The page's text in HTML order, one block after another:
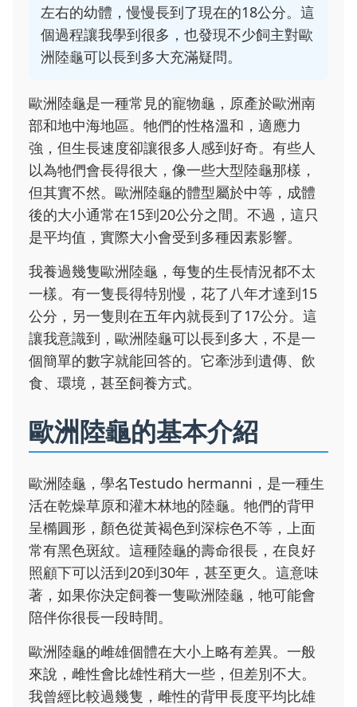
左右的幼體，慢慢長到了現在的18公分。這
個過程讓我學到很多，也發現不少飼主對歐
洲陸龜可以長到多大充滿疑問。
歐洲陸龜是一種常見的寵物龜，原產於歐洲南
部和地中海地區。牠們的性格溫和，適應力
強，但生長速度卻讓很多人感到好奇。有些人
以為牠們會長得很大，像一些大型陸龜那樣，
但其實不然。歐洲陸龜的體型屬於中等，成體
後的大小通常在15到20公分之間。不過，這只
是平均值，實際大小會受到多種因素影響。
我養過幾隻歐洲陸龜，每隻的生長情況都不太
一樣。有一隻長得特別慢，花了八年才達到15
公分，另一隻則在五年內就長到了17公分。這
讓我意識到，歐洲陸龜可以長到多大，不是一
個簡單的數字就能回答的。它牽涉到遺傳、飲
食、環境，甚至飼養方式。
歐洲陸龜的基本介紹
歐洲陸龜，學名Testudo hermanni，是一種生
活在乾燥草原和灌木林地的陸龜。牠們的背甲
呈橢圓形，顏色從黃褐色到深棕色不等，上面
常有黑色斑紋。這種陸龜的壽命很長，在良好
照顧下可以活到20到30年，甚至更久。這意味
著，如果你決定飼養一隻歐洲陸龜，牠可能會
陪伴你很長一段時間。
歐洲陸龜的雌雄個體在大小上略有差異。一般
來說，雌性會比雄性稍大一些，但差別不大。
我曾經比較過幾隻，雌性的背甲長度平均比雄